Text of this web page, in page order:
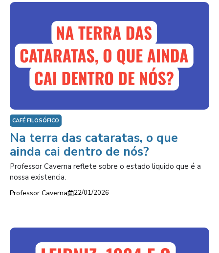
CAFÉ FILOSÓFICO
Na terra das cataratas, o que
ainda cai dentro de nós?
Professor Caverna reflete sobre o estado liquido que é a
nossa existencia.
Professor Caverna 22/01/2026